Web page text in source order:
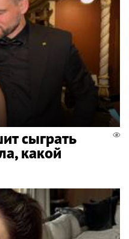
сыграть
какой